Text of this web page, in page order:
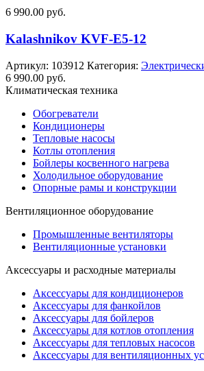
6 990.00 руб.
Kalashnikov KVF-E5-12
Артикул: 103912 Категория:
6 990.00 руб.
Климатическая техника
Обогреватели
Кондиционеры
Тепловые насосы
Котлы отопления
Бойлеры косвенного нагрева
Холодильное оборудование
Опорные рамы и конструкции
Вентиляционное оборудование
Промышленные вентиляторы
Вентиляционные установки
Аксессуары и расходные материалы
Аксессуары для кондиционеров
Аксессуары для фанкойлов
Аксессуары для бойлеров
Аксессуары для котлов отопления
Аксессуары для тепловых насосов
Аксессуары для вентиляционных